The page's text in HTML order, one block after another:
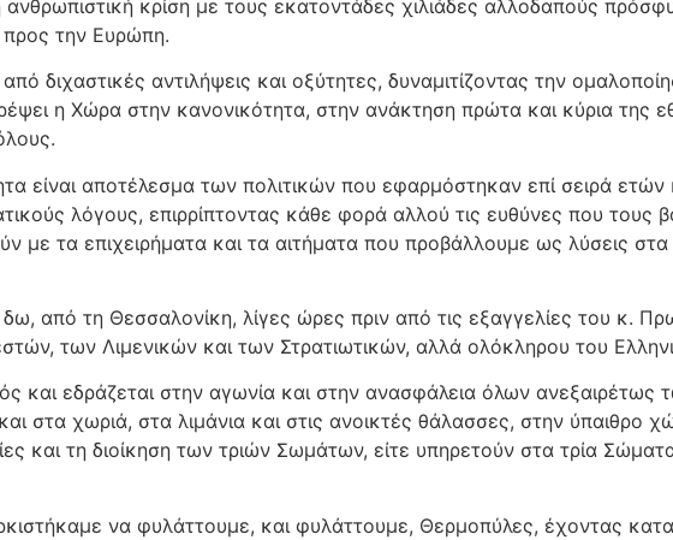
κρίση με τους εκατοντάδες χιλιάδες αλλοδαπούς
την Ευρώπη.
διχαστικές αντιλήψεις και οξύτητες, δυναμιτίζοντας την
η Χώρα στην κανονικότητα, στην ανάκτηση πρώτα και κύρια της
είναι αποτέλεσμα των πολιτικών που εφαρμόστηκαν επί σειρά ετών
λόγους, επιρρίπτοντας κάθε φορά αλλού τις ευθύνες που τους
με τα επιχειρήματα και τα αιτήματα που προβάλλουμε ως λύσεις στα
από τη Θεσσαλονίκη, λίγες ώρες πριν από τις εξαγγελίες του κ.
των Λιμενικών και των Στρατιωτικών, αλλά ολόκληρου του
και εδράζεται στην αγωνία και στην ανασφάλεια όλων
και στα χωριά, στα λιμάνια και στις ανοικτές θάλασσες, στην ύπαιθρο
και τη διοίκηση των τριών Σωμάτων, είτε υπηρετούν στα τρία
να φυλάττουμε, και φυλάττουμε, Θερμοπύλες, έχοντας